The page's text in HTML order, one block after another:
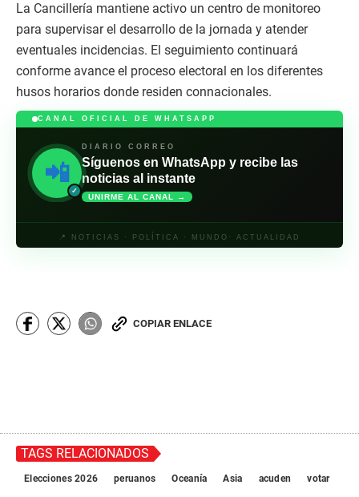
La Cancillería mantiene activo un centro de monitoreo
para supervisar el desarrollo de la jornada y atender
eventuales incidencias. El seguimiento continuará
conforme avance el proceso electoral en los diferentes
husos horarios donde residen connacionales.
CANAL OFICIAL DE WHATSAPP
📲
✓
DIARIO CORREO
Síguenos en WhatsApp y recibe las
noticias al instante
UNIRME AL CANAL →
📍 NOTICIAS · POLÍTICA · MUNDO· ACTUALIDAD
COPIAR ENLACE
TAGS RELACIONADOS
Elecciones 2026 peruanos Oceanía Asia acuden
votar